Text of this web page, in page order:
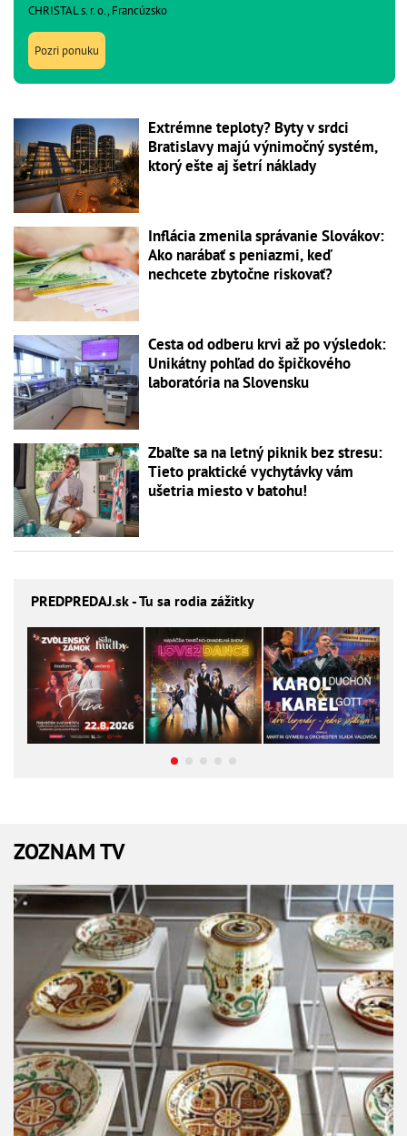
CHRISTAL s. r. o., Francúzsko
Pozri ponuku
Extrémne teploty? Byty v srdci
Bratislavy majú výnimočný systém,
ktorý ešte aj šetrí náklady
Inflácia zmenila správanie Slovákov:
Ako narábať s peniazmi, keď
nechcete zbytočne riskovať?
Cesta od odberu krvi až po výsledok:
Unikátny pohľad do špičkového
laboratória na Slovensku
Zbaľte sa na letný piknik bez stresu:
Tieto praktické vychytávky vám
ušetria miesto v batohu!
PREDPREDAJ.sk - Tu sa rodia zážitky
ZOZNAM TV